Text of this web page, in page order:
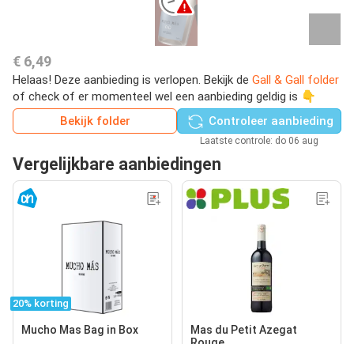
€ 6,49
Helaas! Deze aanbieding is verlopen. Bekijk de Gall & Gall folder
of check of er momenteel wel een aanbieding geldig is 👇
Bekijk folder
Controleer aanbieding
Laatste controle: do 06 aug
Vergelijkbare aanbiedingen
20% korting
Mucho Mas Bag in Box
Mas du Petit Azegat